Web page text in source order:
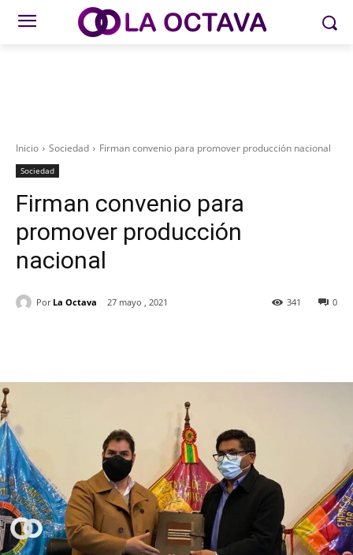
Inicio Sociedad Firman convenio para promover producción nacional
Sociedad
Firman convenio para
promover producción
nacional
Por La Octava 27 mayo , 2021 0
341